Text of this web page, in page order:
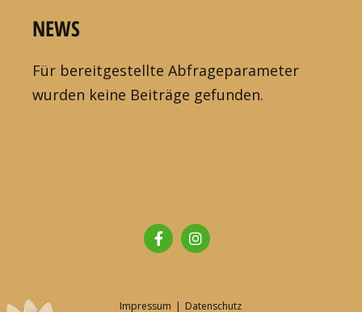
NEWS
Für bereitgestellte Abfrageparameter
wurden keine Beiträge gefunden.
Impressum | Datenschutz